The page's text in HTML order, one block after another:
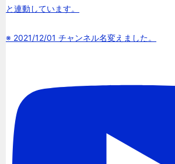
と連動しています。
※ 2021/12/01 チャンネル名変えました。